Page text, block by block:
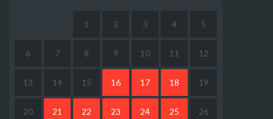
1 2 3 4 5
6 7 8 9 10 11 12
13 14 15 16 17 18 19
20 21 22 23 24 25 26